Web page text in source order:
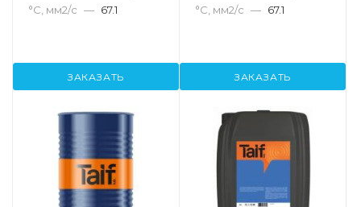
°С, мм2/с — 67.1
ЗАКАЗАТЬ
°С, мм2/с — 67.1
ЗАКАЗАТЬ